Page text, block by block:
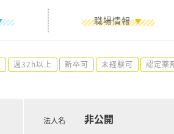
職場情報
週32h以上 新卒可 未経験可 認定薬
法人名 非公開